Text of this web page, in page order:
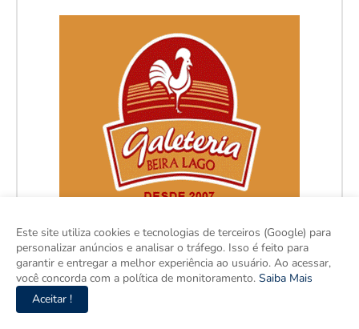
Este site utiliza cookies e tecnologias de terceiros (Google) para
personalizar anúncios e analisar o tráfego. Isso é feito para
garantir e entregar a melhor experiência ao usuário. Ao acessar,
você concorda com a política de monitoramento. Saiba Mais
Aceitar !